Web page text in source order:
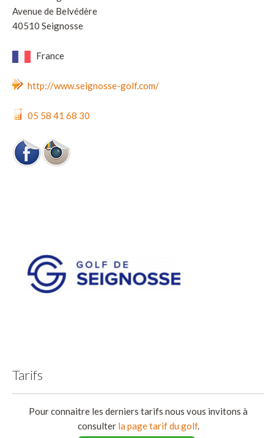
Avenue de Belvédère
40510 Seignosse
France
http://www.seignosse-golf.com/
05 58 41 68 30
Tarifs
Pour connaitre les derniers tarifs nous vous invitons à
consulter la page tarif du golf.